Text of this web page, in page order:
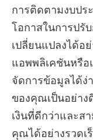
การติดตามงบป
โอกาสในการปรั
เปลี่ยนแปลงได้อ
แอพพลิเคชันหรือ
จัดการข้อมูลได้ง่
ของคุณเป็นอย่าง
เงินที่ดีกว่าและส
คุณได้อย่างรวดเ